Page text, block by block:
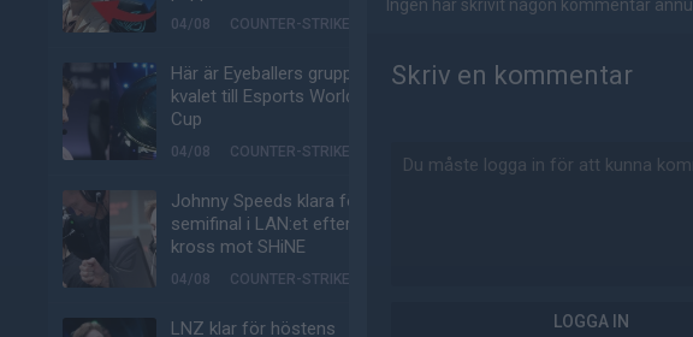
04/08 COUNTER-STRIKE
Här är Eyeballers grupp i
kvalet till Esports World
Cup
04/08 COUNTER-STRIKE
Johnny Speeds klara för
semifinal i LAN:et efter
kross mot SHiNE
04/08 COUNTER-STRIKE
LNZ klar för höstens
Ingen har skrivit någon kommentar ännu.
Skriv en kommentar
LOGGA IN